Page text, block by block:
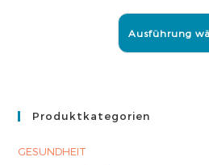
Ausführung
Produktkategorien
GESUNDHEIT